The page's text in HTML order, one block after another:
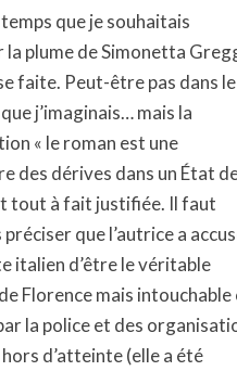
que je souhaitais
la plume de Simonetta
faite. Peut-être pas dans le
j’imaginais… mais la
« le roman est une
des dérives dans un État
tout à fait justifiée. Il faut
que l’autrice a
italien d’être le véritable
Florence mais intouchable
la police et des
d’atteinte (elle a été